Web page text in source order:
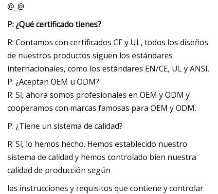
@_@
P: ¿Qué certificado tienes?
R: Contamos con certificados CE y UL, todos los diseños
de nuestros productos siguen los estándares
internacionales, como los estándares EN/CE, UL y ANSI.
P: ¿Aceptan OEM u ODM?
R: Sí, ahora somos profesionales en OEM y ODM y
cooperamos con marcas famosas para OEM y ODM.
P: ¿Tiene un sistema de calidad?
R: Sí, lo hemos hecho. Hemos establecido nuestro
sistema de calidad y hemos controlado bien nuestra
calidad de producción según
las instrucciones y requisitos que contiene y controlar